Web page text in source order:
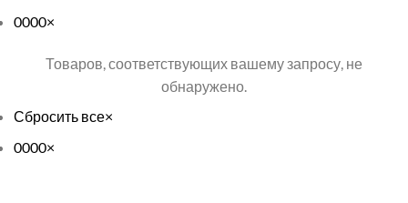
0000×
Товаров, соответствующих вашему запросу, не
обнаружено.
Сбросить все×
0000×